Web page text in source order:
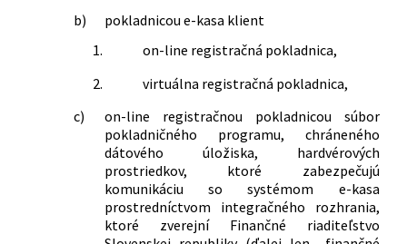
218/2014 Z. z.
Zákon, ktorým sa mení a dopĺňa zákon
č. 222/2004 Z. z. o dani z pridanej
ktorým sa menia a dopĺňajú niektoré
zákony
333/2014 Z. z.
Zákon, ktorým sa mení a dopĺňa zákon
č. 595/2003 Z. z. o dani z príjmov v znení
neskorších predpisov a ktorým sa
menia a dopĺňajú niektoré zákony
35/2015 Z. z.
Zákon, ktorým sa mení a dopĺňa zákon
č. 129/2010 Z. z. o spotrebiteľských
b)
pokladnicou e-kasa klient
1.
on-line registračná pokladnica,
2.
virtuálna registračná pokladnica,
c)
on-line registračnou pokladnicou súbor
pokladničného programu, chráneného
dátového úložiska, hardvérových
prostriedkov, ktoré zabezpečujú
komunikáciu so systémom e-kasa
prostredníctvom integračného rozhrania,
ktoré zverejní Finančné riaditeľstvo